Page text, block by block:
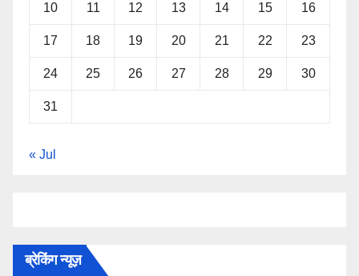
10 11 12 13 14 15 16
17 18 19 20 21 22 23
24 25 26 27 28 29 30
31
« Jul
ब्रेकिंग न्यूज़